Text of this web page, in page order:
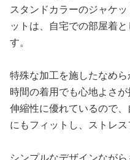
スタンドカラーのジャケ
ットは、自宅での部屋着
す。
特殊な加工を施したなめ
時間の着用でも心地よさが
伸縮性に優れているので
にもフィットし、ストレス